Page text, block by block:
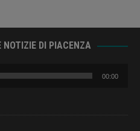
NOTIZIE DI PIACENZA
00:00